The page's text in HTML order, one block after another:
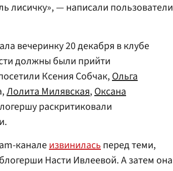
лисичку», — написали пользователи
вечеринку 20 декабря в клубе
должны были прийти
Ксения Собчак,Ольга
Лолита Милявская,Оксана
раскритиковали
каналеизвиниласьперед теми,
Насти Ивлеевой. А затем она